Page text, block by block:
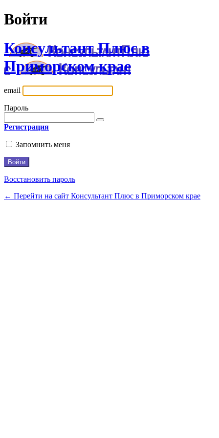
Войти
Консультант Плюс в
Приморском крае
email
Пароль
Регистрация
Запомнить меня
Восстановить пароль
← Перейти на сайт Консультант Плюс в Приморском крае